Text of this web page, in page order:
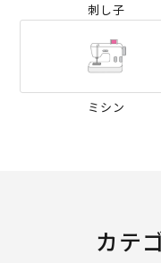
刺し子
ミシン
カテ